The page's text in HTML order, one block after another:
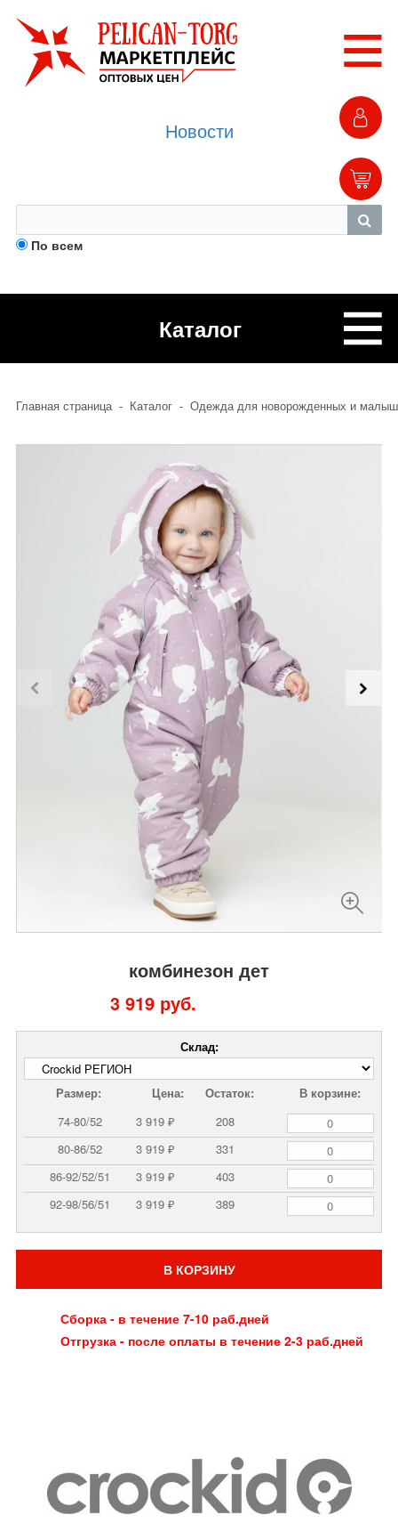
По всем
Новости
Каталог
Главная страница - Каталог - Одежда для новорожденных и
комбинезон дет
3 919 руб.
Склад:
Размер: Цена: Остаток:
В корзине:
74-80/52
3 919 ₽
208
80-86/52
3 919 ₽
331
86-92/52/51
3 919 ₽
403
92-98/56/51
3 919 ₽ 389
В КОРЗИНУ
Сборка - в течение 7-10 раб.дней
Отгрузка - после оплаты в течение 2-3 раб.дней